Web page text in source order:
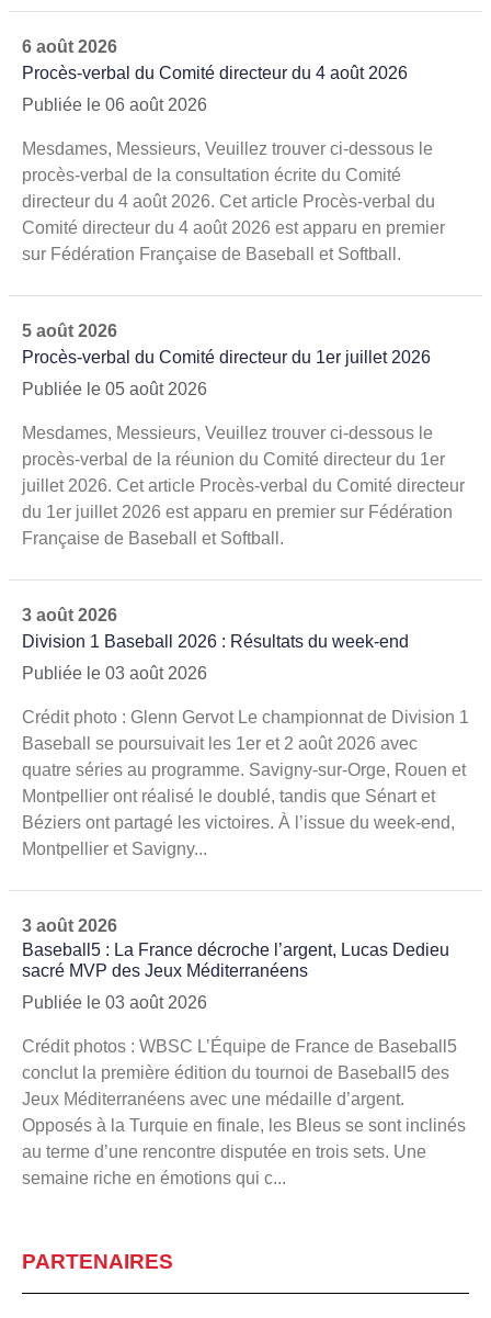
6 août 2026
Procès-verbal du Comité directeur du 4 août 2026
Publiée le 06 août 2026
Mesdames, Messieurs, Veuillez trouver ci-dessous le
procès-verbal de la consultation écrite du Comité
directeur du 4 août 2026. Cet article Procès-verbal du
Comité directeur du 4 août 2026 est apparu en premier
sur Fédération Française de Baseball et Softball.
5 août 2026
Procès-verbal du Comité directeur du 1er juillet 2026
Publiée le 05 août 2026
Mesdames, Messieurs, Veuillez trouver ci-dessous le
procès-verbal de la réunion du Comité directeur du 1er
juillet 2026. Cet article Procès-verbal du Comité directeur
du 1er juillet 2026 est apparu en premier sur Fédération
Française de Baseball et Softball.
3 août 2026
Division 1 Baseball 2026 : Résultats du week-end
Publiée le 03 août 2026
Crédit photo : Glenn Gervot Le championnat de Division 1
Baseball se poursuivait les 1er et 2 août 2026 avec
quatre séries au programme. Savigny-sur-Orge, Rouen et
Montpellier ont réalisé le doublé, tandis que Sénart et
Béziers ont partagé les victoires. À l’issue du week-end,
Montpellier et Savigny...
3 août 2026
Baseball5 : La France décroche l’argent, Lucas Dedieu
sacré MVP des Jeux Méditerranéens
Publiée le 03 août 2026
Crédit photos : WBSC L’Équipe de France de Baseball5
conclut la première édition du tournoi de Baseball5 des
Jeux Méditerranéens avec une médaille d’argent.
Opposés à la Turquie en finale, les Bleus se sont inclinés
au terme d’une rencontre disputée en trois sets. Une
semaine riche en émotions qui c...
PARTENAIRES